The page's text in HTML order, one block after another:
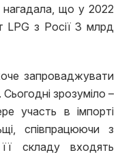
нагадала, що у 2022
LPG з Росії 3 млрд
запроваджувати
зрозуміло –
участь в імпорті
співпрацюючи з
складу входять